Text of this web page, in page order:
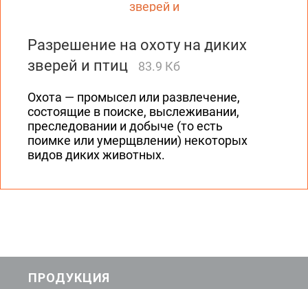
Разрешение на охоту на диких
зверей и птиц
83.9 Кб
Охота — промысел или развлечение,
состоящие в поиске, выслеживании,
преследовании и добыче (то есть
поимке или умерщвлении) некоторых
видов диких животных.
ПРОДУКЦИЯ